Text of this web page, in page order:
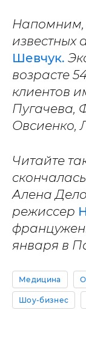
Напомним,
известных
Шевчук.
возрасте
клиентов
Пугачева,
Овсиенко,
Читайте
Алена
режиссер
января в
Медицина
Шоу-бизнес